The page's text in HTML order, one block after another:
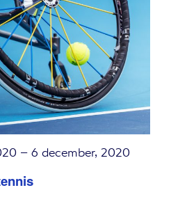
Navigation
– 6 december, 2020